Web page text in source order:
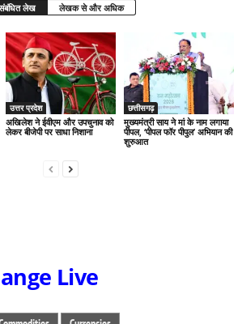
लेख लेखक से और अधिक
उत्तर प्रदेश
अखिलेश ने ईवीएम और उपचुनाव को
लेकर बीजेपी पर साधा निशाना
छत्तीसगढ़
मुख्यमंत्री साय ने मां के नाम लगाया
पीपल, ‘पीपल फॉर पीपुल’ अभियान की
शुरुआत
Live